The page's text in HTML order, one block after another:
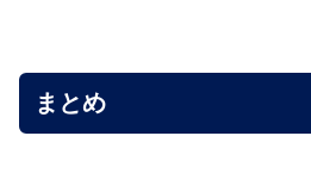
まとめ